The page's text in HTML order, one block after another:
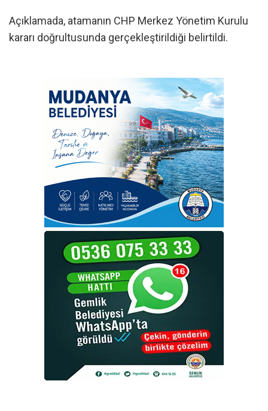
Açıklamada, atamanın CHP Merkez Yönetim Kurulu
kararı doğrultusunda gerçekleştirildiği belirtildi.